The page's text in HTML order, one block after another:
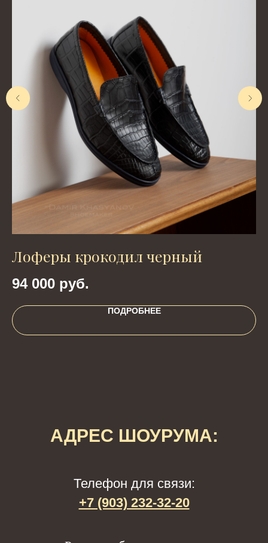
Лоферы крокодил черный
94 000 руб.
ПОДРОБНЕЕ
АДРЕС ШОУРУМА:
Телефон для связи:
+7 (903) 232-32-20